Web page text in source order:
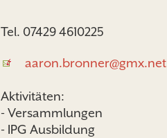
Tel. 07429 4610225
aaron.bronner@gmx.net
Aktivitäten:
- Versammlungen
- IPG Ausbildung